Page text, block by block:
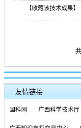
【收藏该技术成果】
友情链接
国科网 广西科学技术厅